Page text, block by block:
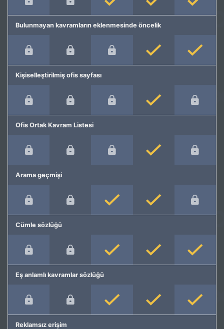
Bulunmayan kavramların eklenmesinde öncelik
Kişiselleştirilmiş ofis sayfası
Ofis Ortak Kavram Listesi
Arama geçmişi
Cümle sözlüğü
Eş anlamlı kavramlar sözlüğü
Reklamsız erişim